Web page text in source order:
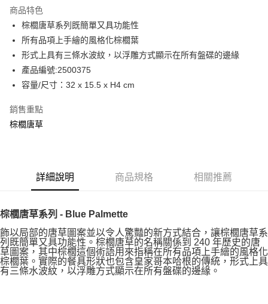
商品特色
棕櫚唐草系列既簡單又具功能性
所有品項上手繪的風格化棕櫚葉
形式上具有三條水波紋，以浮雕方式顯示在所有盤碟的邊緣
產品編號:2500375
容量/尺寸：32 x 15.5 x H4 cm
銷售重點
棕櫚唐草
詳細說明 商品規格 相關推薦
棕櫚唐草系列 - Blue Palmette
飾以局部的唐草圖案並以令人驚豔的新方式結合，讓棕櫚唐草系
列既簡單又具功能性。棕櫚唐草的名稱關係到 240 年歷史的唐
草圖案，其中棕櫚這個術語用來指稱在所有品項上手繪的風格化
棕櫚葉。實際的餐具形狀也包含皇家哥本哈根的傳統，形式上具
有三條水波紋，以浮雕方式顯示在所有盤碟的邊緣。